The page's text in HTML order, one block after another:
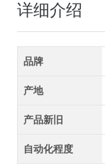
详细介绍
品牌
产地
产品新旧
自动化程度